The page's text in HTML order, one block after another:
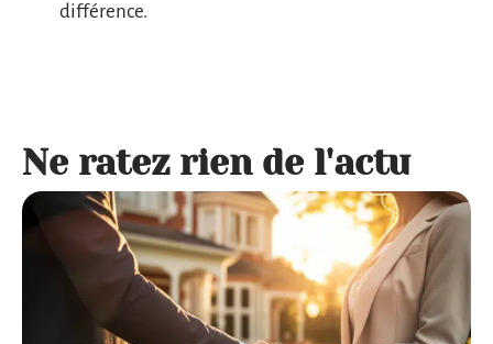
différence.
Ne ratez rien de l'actu